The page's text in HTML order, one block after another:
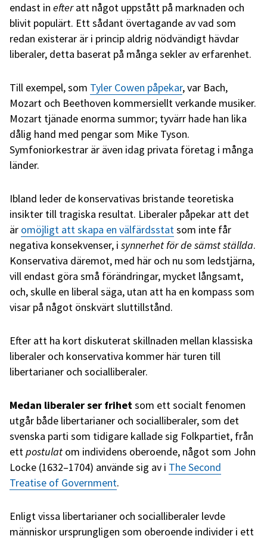
endast in efteratt något uppstått på marknaden och
blivit populärt. Ett sådant övertagande av vad som
redan existerar är i princip aldrig nödvändigt hävdar
liberaler, detta baserat på många sekler av erfarenhet.
Till exempel, som Tyler Cowen påpekar, var Bach,
Mozart och Beethoven kommersiellt verkande musiker.
Mozart tjänade enorma summor; tyvärr hade han lika
dålig hand med pengar som Mike Tyson.
Symfoniorkestrar är även idag privata företag i många
länder.
Ibland leder de konservativas bristande teoretiska
insikter till tragiska resultat. Liberaler påpekar att det
är omöjligt att skapa en välfärdsstat som inte får
negativa konsekvenser, i synnerhet för de sämst ställda.
Konservativa däremot, med här och nu som ledstjärna,
vill endast göra små förändringar, mycket långsamt,
och, skulle en liberal säga, utan att ha en kompass som
visar på något önskvärt sluttillstånd.
Efter att ha kort diskuterat skillnaden mellan klassiska
liberaler och konservativa kommer här turen till
libertarianer och socialliberaler.
Medan liberaler ser frihet som ett socialt fenomen
utgår både libertarianer och socialliberaler, som det
svenska parti som tidigare kallade sig Folkpartiet, från
ett postulat om individens oberoende, något som John
Locke (1632–1704) använde sig av i The Second
Treatise of Government.
Enligt vissa libertarianer och socialliberaler levde
människor ursprungligen som oberoende individer i ett